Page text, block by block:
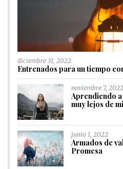
diciembre 31, 2022
Entrenados para un tiempo
noviembre 7, 2022
Aprendiendo
muy lejos de
junio 1, 2022
Armados de
Promesa